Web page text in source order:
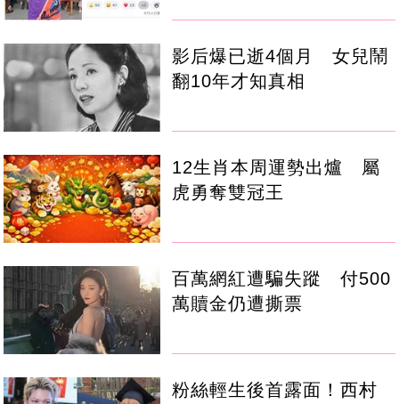
影后爆已逝4個月 女兒鬧
翻10年才知真相
12生肖本周運勢出爐 屬
虎勇奪雙冠王
百萬網紅遭騙失蹤 付500
萬贖金仍遭撕票
粉絲輕生後首露面！西村